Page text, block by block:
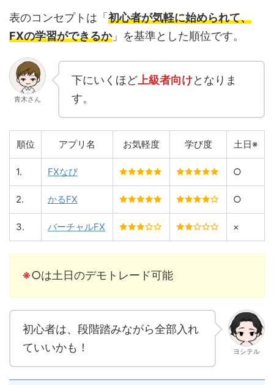
表のコンセプトは「 初心者が気軽に始められて、
FXの学習ができるか」を基準とした順位です。
青木さん
下にいくほど 上級者向けとなりま
す。
順位 アプリ名 お気軽度 学び度 土日※
1. FXなび ○
2. かるFX ○
3. バーチャルFX ×
※○は土日のデモトレード可能
初心者は、段階踏みながら全部入れ
ていいかも！
ヨシテル